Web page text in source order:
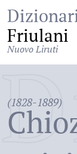
Friulani
Nuovo Liruti
(1828-1889)